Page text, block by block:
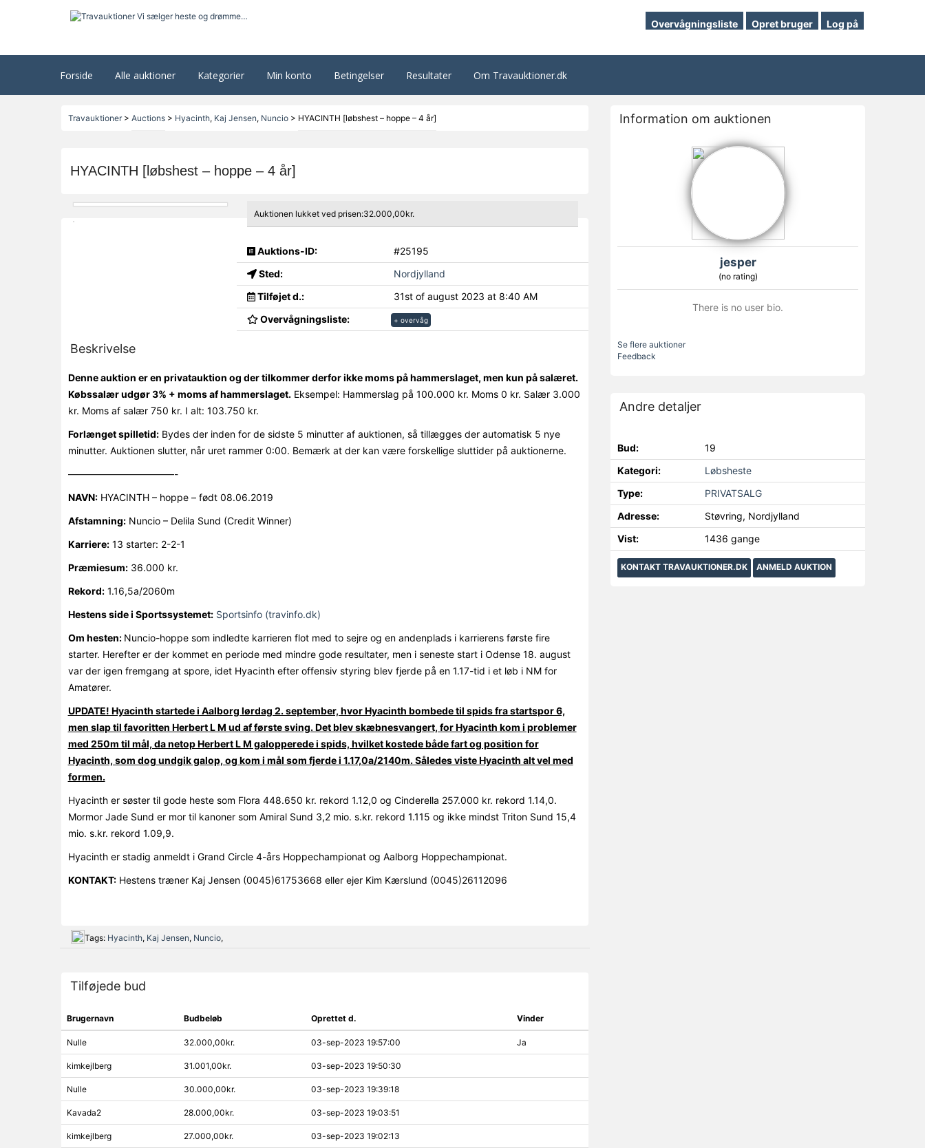
Overvågningsliste Opret bruger Log på
Forside Alle auktioner Kategorier Min konto Betingelser Resultater Om Travauktioner.dk
Travauktioner> Auctions> Hyacinth, Kaj Jensen, Nuncio> HYACINTH [løbshest – hoppe – 4 år]
HYACINTH [løbshest – hoppe – 4 år]
Auktionen lukket ved prisen:32.000,00kr.
Auktions-ID:
#25195
Sted:
Nordjylland
Tilføjet d.:
31st of august 2023 at 8:40 AM
Overvågningsliste:
+ overvåg
Beskrivelse
Denne auktion er en privatauktion og der tilkommer derfor ikke moms på hammerslaget, men kun på salæret.
Købssalær udgør 3% + moms af hammerslaget.Eksempel: Hammerslag på 100.000 kr. Moms 0 kr. Salær 3.000
kr. Moms af salær 750 kr. I alt: 103.750 kr.
Forlænget spilletid:Bydes der inden for de sidste 5 minutter af auktionen, så tillægges der automatisk 5 nye
minutter. Auktionen slutter, når uret rammer 0:00. Bemærk at der kan være forskellige sluttider på auktionerne.
———————————-
NAVN:HYACINTH – hoppe – født 08.06.2019
Afstamning:Nuncio – Delila Sund (Credit Winner)
Karriere:13 starter: 2-2-1
Præmiesum:36.000 kr.
Rekord:1.16,5a/2060m
Hestens side i Sportssystemet: Sportsinfo (travinfo.dk)
Om hesten: Nuncio-hoppe som indledte karrieren flot med to sejre og en andenplads i karrierens første fire
starter. Herefter er der kommet en periode med mindre gode resultater, men i seneste start i Odense 18. august
var der igen fremgang at spore, idet Hyacinth efter offensiv styring blev fjerde på en 1.17-tid i et løb i NM for
Amatører.
UPDATE! Hyacinth startede i Aalborg lørdag 2. september, hvor Hyacinth bombede til spids fra startspor 6,
men slap til favoritten Herbert L M ud af første sving. Det blev skæbnesvangert, for Hyacinth kom i problemer
med 250m til mål, da netop Herbert L M galopperede i spids, hvilket kostede både fart og position for
Hyacinth, som dog undgik galop, og kom i mål som fjerde i 1.17,0a/2140m. Således viste Hyacinth alt vel med
formen.
Hyacinth er søster til gode heste som Flora 448.650 kr. rekord 1.12,0 og Cinderella 257.000 kr. rekord 1.14,0.
Mormor Jade Sund er mor til kanoner som Amiral Sund 3,2 mio. s.kr. rekord 1.115 og ikke mindst Triton Sund 15,4
mio. s.kr. rekord 1.09,9.
Hyacinth er stadig anmeldt i Grand Circle 4-års Hoppechampionat og Aalborg Hoppechampionat.
KONTAKT:Hestens træner Kaj Jensen (0045)61753668 eller ejer Kim Kærslund (0045)26112096
Tags: Hyacinth, Kaj Jensen, Nuncio,
Tilføjede bud
Brugernavn Budbeløb Oprettet d. Vinder
Nulle 32.000,00kr. 03-sep-2023 19:57:00 Ja
kimkejlberg 31.001,00kr. 03-sep-2023 19:50:30
Nulle 30.000,00kr. 03-sep-2023 19:39:18
Kavada2 28.000,00kr. 03-sep-2023 19:03:51
kimkejlberg 27.000,00kr. 03-sep-2023 19:02:13
Information om auktionen
jesper
(no rating)
There is no user bio.
Se flere auktioner
Feedback
Andre detaljer
Bud:
19
Kategori:
Løbsheste
Type:
PRIVATSALG
Adresse:
Støvring, Nordjylland
Vist:
1436 gange
KONTAKT TRAVAUKTIONER.DK ANMELD AUKTION